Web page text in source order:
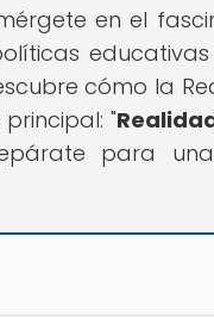
en el
cómo la
"
para